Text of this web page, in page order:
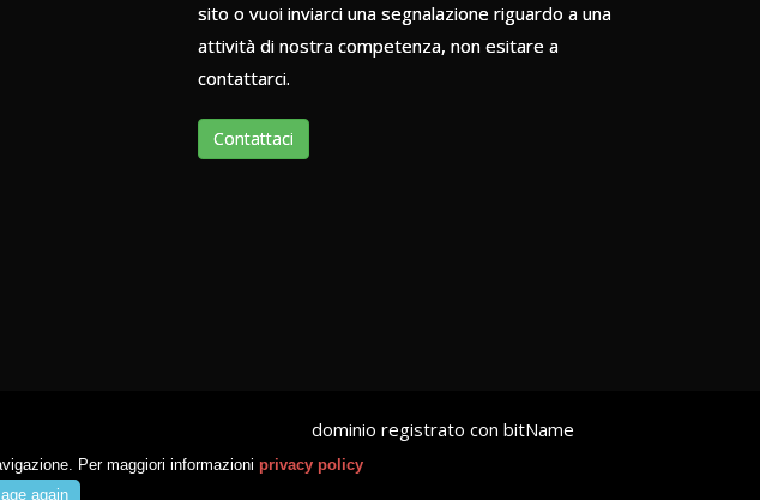
sito o vuoi inviarci una segnalazione riguardo a una
attività di nostra competenza, non esitare a
contattarci.
Contattaci
dominio registrato con bitName
CF 80005960259- P. IVA 00744590258
Per maggiori informazioni privacy policy